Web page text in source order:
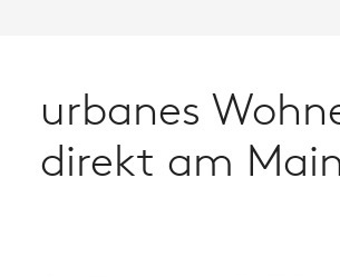
urbanes
direkt am Main